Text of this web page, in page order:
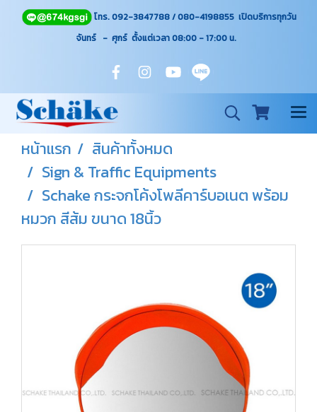
โทร. 092-3847788 / 080-4198855 เปิดบริการทุกวัน
จันทร์ - ศุกร์ ตั้งแต่เวลา 08:00 - 17:00น.
หน้าแรก
สินค้าทั้งหมด
Sign & Traffic Equipments
Schake กระจกโค้งโพลีคาร์บอเนต พร้อม
หมวก สีส้ม ขนาด 18นิ้ว